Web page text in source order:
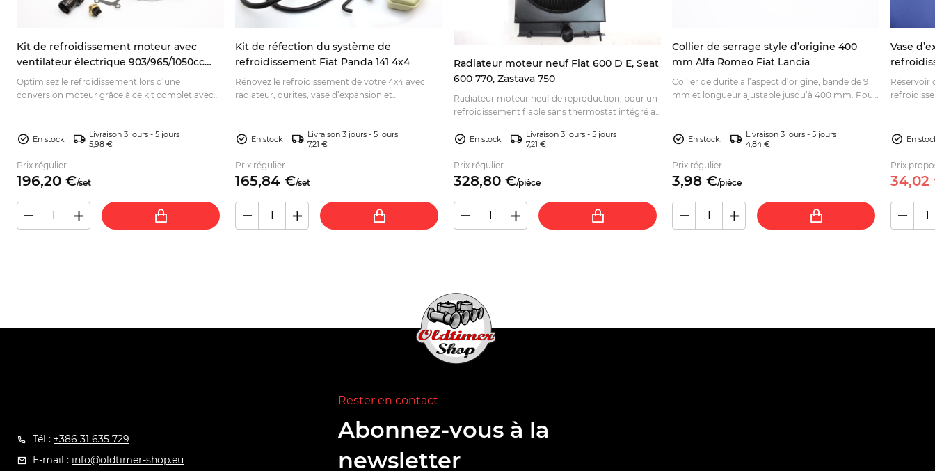
Kit de refroidissement moteur avec
ventilateur électrique 903/965/1050cc
Fiat 600 Seat 770 Zastava 750
Optimisez le refroidissement lors d’une
conversion moteur grâce à ce kit complet avec
En stock
Livraison 3 jours - 5 jours
5,98 €
Prix régulier
196,20 €/set
Kit de réfection du système de
refroidissement Fiat Panda 141 4x4
Rénovez le refroidissement de votre 4x4 avec
radiateur, durites, vase d’expansion et
En stock
Livraison 3 jours - 5 jours
7,21 €
Prix régulier
165,84 €/set
Radiateur moteur neuf Fiat 600 D E, Seat
600 770, Zastava 750
Radiateur moteur neuf de reproduction, pour un
refroidissement fiable sans thermostat intégré au
En stock
Livraison 3 jours - 5 jours
7,21 €
Prix régulier
328,80 €/pièce
Collier de serrage style d’origine 400
mm Alfa Romeo Fiat Lancia
Collier de durite à l’aspect d’origine, bande de 9
mm et longueur ajustable jusqu’à 400 mm. Pour
En stock.
Livraison 3 jours - 5 jours
4,84 €
Prix régulier
3,98 €/pièce
Vase
600E,
Réservoir
En
Prix
34,02
Tél : +386 31 635 729
E-mail : info@oldtimer-shop.eu
Rester en contact
Abonnez-vous à la
newsletter